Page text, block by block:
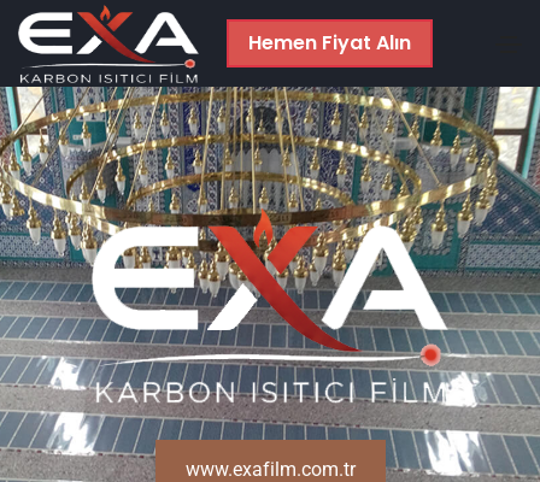
Hemen Fiyat Alın
www.exafilm.com.tr